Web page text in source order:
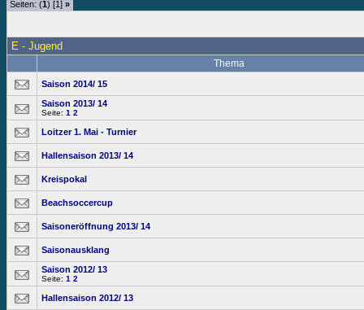
Seiten: (1) [1] »
E - Jugend
Thema
Saison 2014/ 15
Saison 2013/ 14
Seite: 1 2
Loitzer 1. Mai - Turnier
Hallensaison 2013/ 14
Kreispokal
Beachsoccercup
Saisoneröffnung 2013/ 14
Saisonausklang
Saison 2012/ 13
Seite: 1 2
Hallensaison 2012/ 13